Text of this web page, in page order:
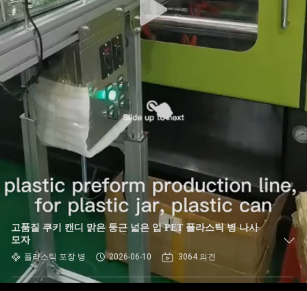
것
공
장
투
품
관
리
고품질 쿠키 캔디 맑은 둥근 넓은 입 PET 플라스틱 병 나사
모자
플라스틱 포장 병 2026-06-10 3064 의견